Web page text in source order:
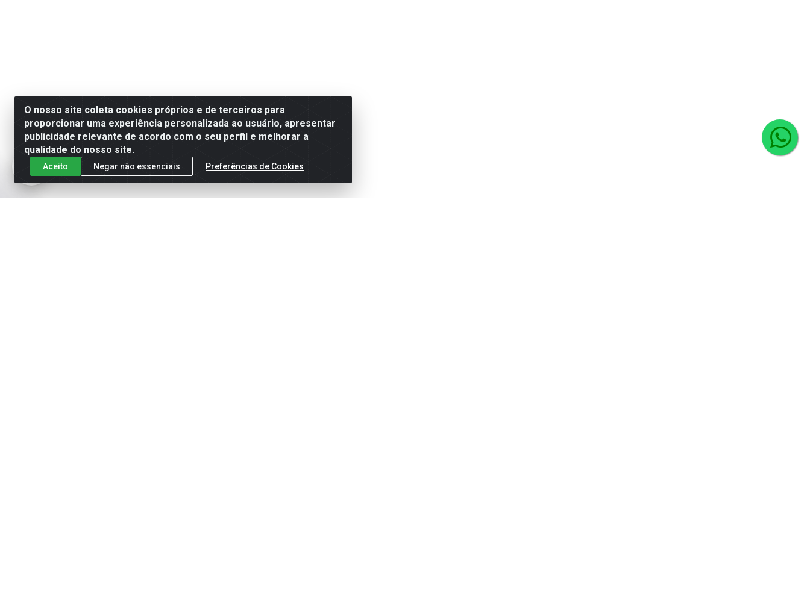
O nosso site coleta cookies próprios e de terceiros para
proporcionar uma experiência personalizada ao usuário, apresentar
publicidade relevante de acordo com o seu perfil e melhorar a
qualidade do nosso site.
Aceito Negar não essenciais Preferências de Cookies